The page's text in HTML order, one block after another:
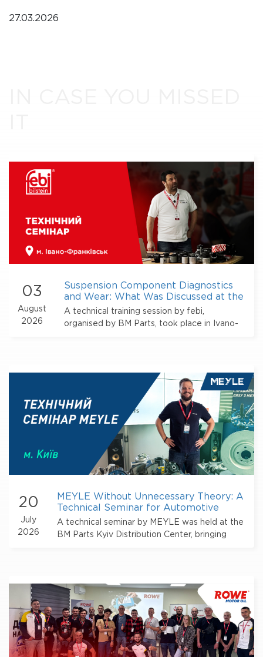
27.03.2026
03
August
2026
Suspension Component Diagnostics
and Wear: What Was Discussed at the
febi Training in Ivano-Frankivs
A technical training session by febi,
organised by BM Parts, took place in Ivano-
20
July
2026
MEYLE Without Unnecessary Theory: A
Technical Seminar for Automotive
Service Professionals
A technical seminar by MEYLE was held at the
BM Parts Kyiv Distribution Center, bringing